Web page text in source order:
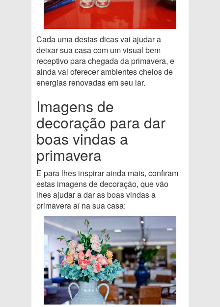
Cada uma destas dicas vai ajudar a
deixar sua casa com um visual bem
receptivo para chegada da primavera, e
ainda vai oferecer ambientes cheios de
energias renovadas em seu lar.
Imagens de
decoração para dar
boas vindas a
primavera
E para lhes inspirar ainda mais, confiram
estas imagens de decoração, que vão
lhes ajudar a dar as boas vindas a
primavera aí na sua casa: